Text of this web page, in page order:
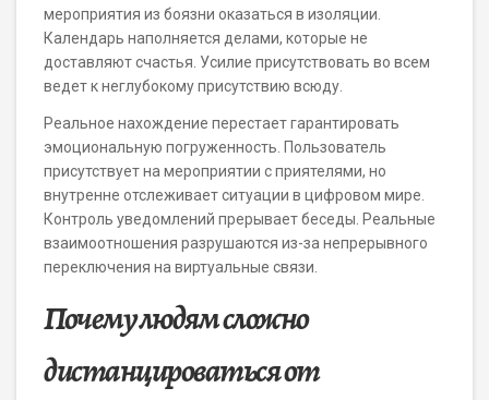
мероприятия из боязни оказаться в изоляции.
Календарь наполняется делами, которые не
доставляют счастья. Усилие присутствовать во всем
ведет к неглубокому присутствию всюду.
Реальное нахождение перестает гарантировать
эмоциональную погруженность. Пользователь
присутствует на мероприятии с приятелями, но
внутренне отслеживает ситуации в цифровом мире.
Контроль уведомлений прерывает беседы. Реальные
взаимоотношения разрушаются из-за непрерывного
переключения на виртуальные связи.
Почему людям сложно
дистанцироваться от